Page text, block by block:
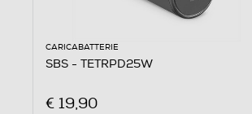
CARICABATTERIE
SBS - TETRPD25W
€ 19,90